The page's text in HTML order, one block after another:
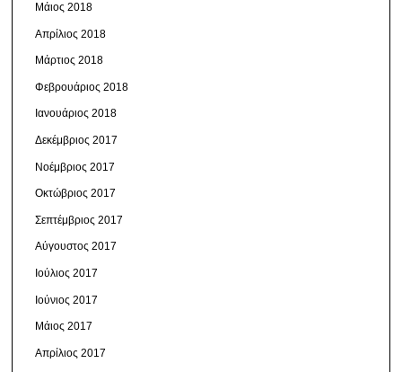
Μάιος 2018
Απρίλιος 2018
Μάρτιος 2018
Φεβρουάριος 2018
Ιανουάριος 2018
Δεκέμβριος 2017
Νοέμβριος 2017
Οκτώβριος 2017
Σεπτέμβριος 2017
Αύγουστος 2017
Ιούλιος 2017
Ιούνιος 2017
Μάιος 2017
Απρίλιος 2017